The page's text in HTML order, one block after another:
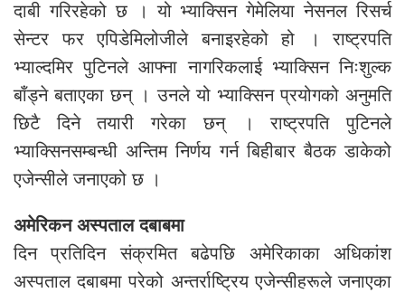
दाबी गरिरहेको छ । यो भ्याक्सिन गेमेलिया नेसनल रिसर्च
सेन्टर फर एपिडेमिलोजीले बनाइरहेको हो । राष्ट्रपति
भ्याल्दमिर पुटिनले आफ्ना नागरिकलाई भ्याक्सिन निःशुल्क
बाँड्ने बताएका छन् । उनले यो भ्याक्सिन प्रयोगको अनुमति
छिटै दिने तयारी गरेका छन् । राष्ट्रपति पुटिनले
भ्याक्सिनसम्बन्धी अन्तिम निर्णय गर्न बिहीबार बैठक डाकेको
एजेन्सीले जनाएको छ ।
अमेरिकन अस्पताल दबाबमा
दिन प्रतिदिन संक्रमित बढेपछि अमेरिकाका अधिकांश
अस्पताल दबाबमा परेको अन्तर्राष्ट्रिय एजेन्सीहरूले जनाएका